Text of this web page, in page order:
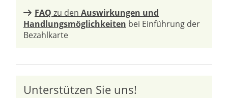
FAQ zu den Auswirkungen und
Handlungsmöglichkeiten bei Einführung der
Bezahlkarte
Unterstützen Sie uns!